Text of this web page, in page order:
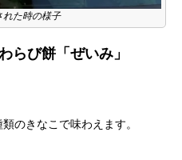
れた時の様子
らび餅「ぜいみ」
のきなこで味わえます。